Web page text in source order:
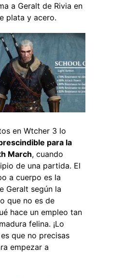
a Geralt de Rivia en
plata y acero.
en Wtcher 3 lo
para la
March, cuando
de una partida. El
a cuerpo es la
Geralt según la
que no es de
hace un empleo tan
felina. ¡Lo
que no precisas
empezar a